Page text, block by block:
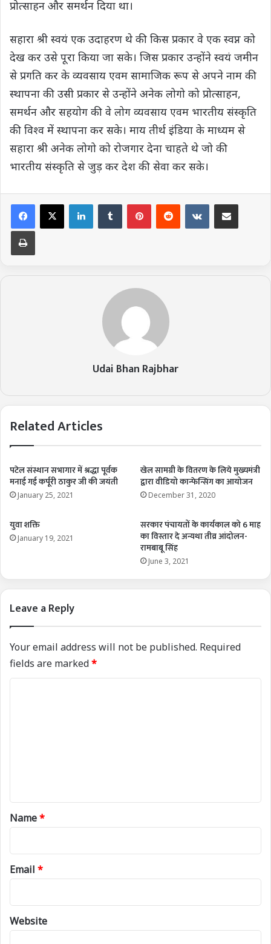
प्रोत्साहन और समर्थन दिया था।
सहारा श्री स्वयं एक उदाहरण थे की किस प्रकार वे एक स्वप्न को
देख कर उसे पूरा किया जा सके। जिस प्रकार उन्होंने स्वयं जमीन
से प्रगति कर के व्यवसाय एवम सामाजिक रूप से अपने नाम की
स्थापना की उसी प्रकार से उन्होंने अनेक लोगो को प्रोत्साहन,
समर्थन और सहयोग की वे लोग व्यवसाय एवम भारतीय संस्कृति
की विश्व में स्थापना कर सके। माय तीर्थ इंडिया के माध्यम से
सहारा श्री अनेक लोगो को रोजगार देना चाहते थे जो की
भारतीय संस्कृति से जुड़ कर देश की सेवा कर सके।
LinkedIn VKontakte
Udai Bhan Rajbhar
Related Articles
पटेल संस्थान सभागार में श्रद्धा पूर्वक
मनाई गई कर्पूरी ठाकुर जी की जयंती
January 25, 2021
खेल सामग्री के वितरण के लिये मुख्यमंत्री
द्वारा वीडियो कान्फेन्सिंग का आयोजन
December 31, 2020
युवा शक्ति
January 19, 2021
सरकार पंचायतों के कार्यकाल को 6 माह
का विस्तार दे अन्यथा तीव्र आंदोलन-
रामबाबू सिंह
June 3, 2021
Leave a Reply
Your email address will not be published. Required
fields are marked*
*
Name*
Email *
Website